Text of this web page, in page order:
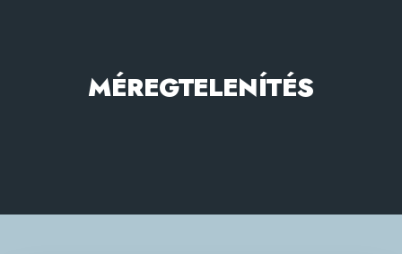
MÉREGTELENÍTÉS